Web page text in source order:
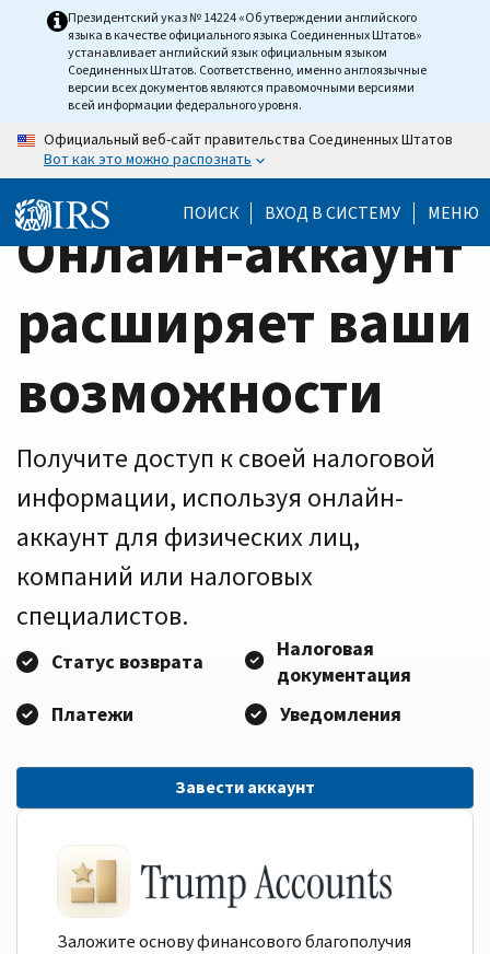
HomeПрезидентский указ № 14224 «Об утверждении английского
языка в качестве официального языка Соединенных Штатов»
устанавливает английский язык официальным языком
Соединенных Штатов. Соответственно, именно англоязычные
версии всех документов являются правомочными версиями
всей информации федерального уровня.
Официальный веб-сайт правительства Соединенных Штатов
Вот как это можно распознать
ПОИСК ВХОД В СИСТЕМУ МЕНЮ
Онлайн-аккаунт
расширяет ваши
возможности
Получите доступ к своей налоговой
информации, используя онлайн-
аккаунт для физических лиц,
компаний или налоговых
специалистов.
Статус возврата
Налоговая
документация
Платежи
Уведомления
Завести аккаунт
Заложите основу финансового благополучия